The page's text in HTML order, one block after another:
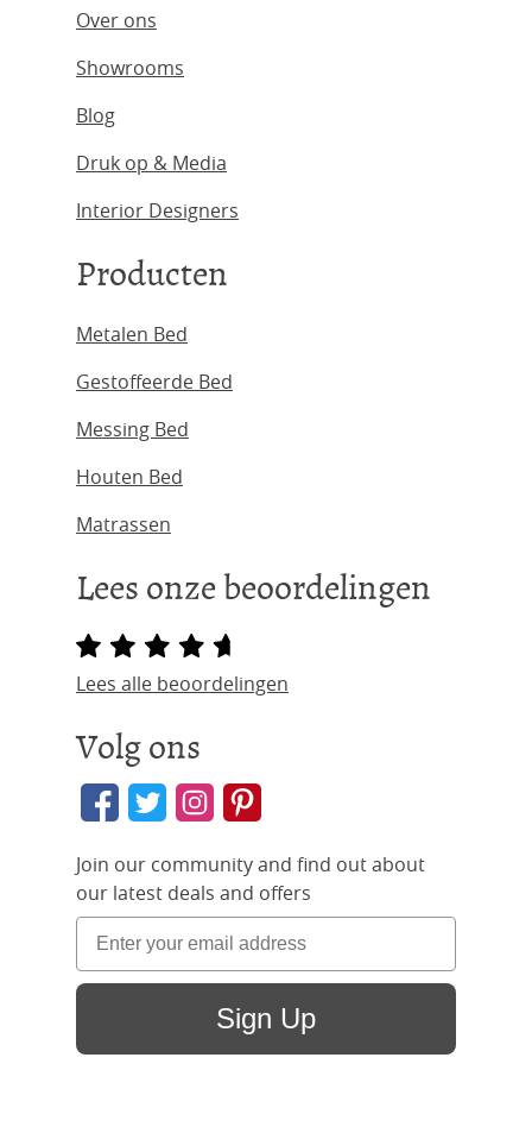
Over ons
Showrooms
Blog
Druk op & Media
Interior Designers
Producten
Metalen Bed
Gestoffeerde Bed
Messing Bed
Houten Bed
Matrassen
Lees onze beoordelingen
Lees alle beoordelingen
Volg ons
Join our community and find out about
our latest deals and offers
Sign Up